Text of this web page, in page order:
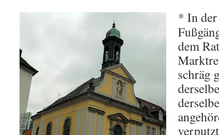
* In
dem
schräg